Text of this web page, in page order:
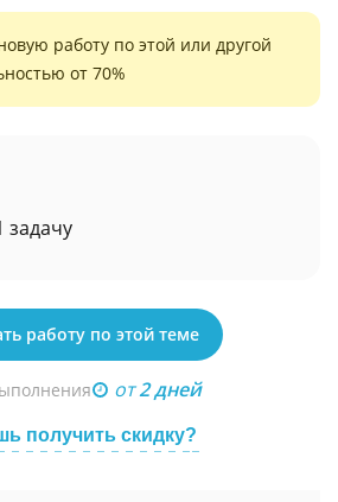
работу по этой или другой
от 70%
задачу
работу по этой теме
от2 дней
получить скидку?